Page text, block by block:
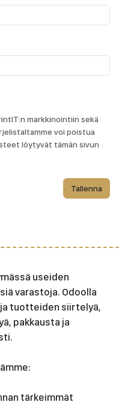
markkinointiin sekä
voi poistua
löytyvät tämän sivun
Tallenna
useiden
varastoja. Odoolla
tuotteiden siirtelyä,
pakkausta ja
tärkeimmät